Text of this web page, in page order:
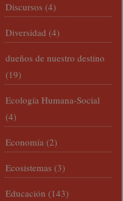
Discursos (4)
Diversidad (4)
dueños de nuestro destino
(19)
Ecología Humana-Social
(4)
Economía (2)
Ecosistemas (3)
Educación (143)